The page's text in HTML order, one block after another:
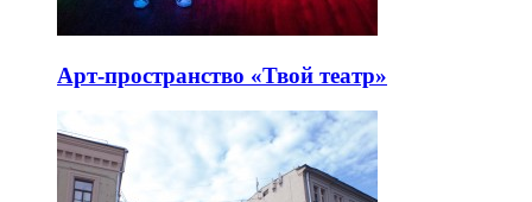
Арт-пространство «Твой театр»